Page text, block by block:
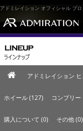
アドミレイション オフィシャル ブ
アドミレイション
ホイール (127) コンプリ
購入について (0) その他 (0)